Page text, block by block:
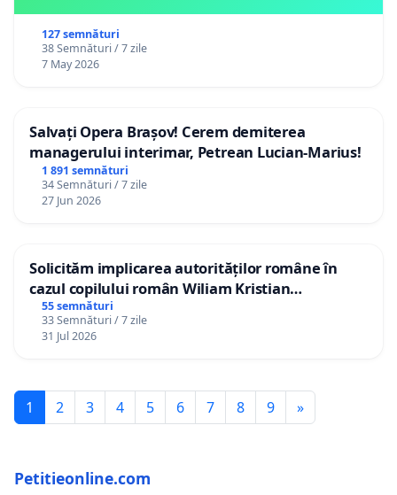
127 semnături
38 Semnături / 7 zile
7 May 2026
Salvați Opera Brașov! Cerem demiterea
managerului interimar, Petrean Lucian-Marius!
1 891 semnături
34 Semnături / 7 zile
27 Jun 2026
Solicităm implicarea autorităților române în
cazul copilului român Wiliam Kristian
Gheorghe, aflat în plasament în Danemarca de
12 ani
55 semnături
33 Semnături / 7 zile
31 Jul 2026
1 2 3 4 5 6 7 8 9 »
Petitieonline.com